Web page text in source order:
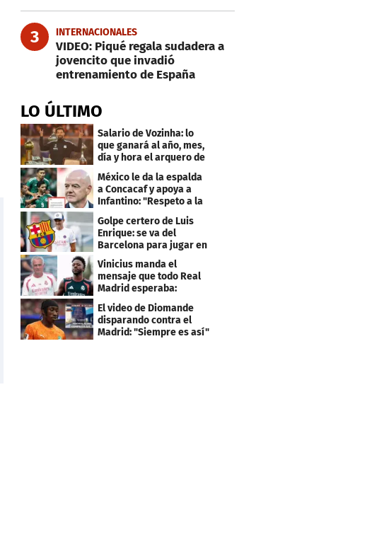
3 INTERNACIONALES
VIDEO: Piqué regala sudadera a
jovencito que invadió
entrenamiento de España
LO ÚLTIMO
Salario de Vozinha: lo
que ganará al año, mes,
día y hora el arquero de
Cabo Verde
México le da la espalda
a Concacaf y apoya a
Infantino: "Respeto a la
gobernanza"
Golpe certero de Luis
Enrique: se va del
Barcelona para jugar en
el PSG
Vinicius manda el
mensaje que todo Real
Madrid esperaba:
"Mourinho..."
El video de Diomande
disparando contra el
Madrid: "Siempre es así"